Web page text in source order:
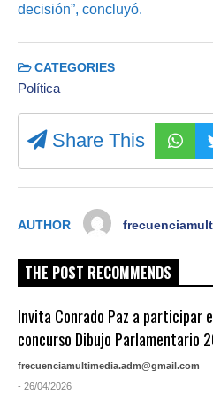
decisión”, concluyó.
CATEGORIES
Política
Share This
AUTHOR
THE POST RECOMMENDS
Invita Conrado Paz a participar
concurso Dibujo Parlamentario
frecuenciamultimedia.adm@gmail.com
- 26/04/2026